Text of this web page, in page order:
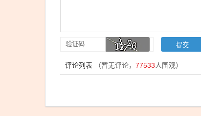
评论列表 （暂无评论， 77533人围观）